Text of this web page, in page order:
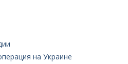
на Украине